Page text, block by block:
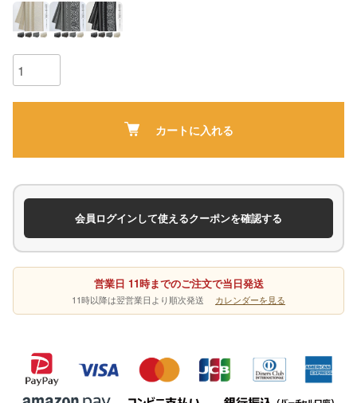
カートに入れる
会員ログインして使えるクーポンを確認する
営業日 11時までのご注文で当日発送
11時以降は翌営業日より順次発送 カレンダーを見る